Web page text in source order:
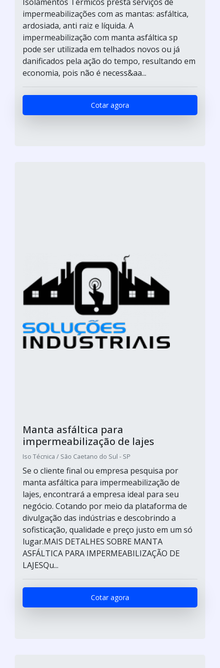
impermeabilizações com as mantas: asfáltica,
ardosiada, anti raiz e líquida. A
impermeabilização com manta asfáltica sp
pode ser utilizada em telhados novos ou já
danificados pela ação do tempo, resultando em
economia, pois não é necess&aa...
Cotar agora
Manta asfáltica para
impermeabilização de lajes
Iso Técnica / São Caetano do Sul - SP
Se o cliente final ou empresa pesquisa por
manta asfáltica para impermeabilização de
lajes, encontrará a empresa ideal para seu
negócio. Cotando por meio da plataforma de
divulgação das indústrias e descobrindo a
sofisticação, qualidade e preço justo em um só
lugar.MAIS DETALHES SOBRE MANTA
ASFÁLTICA PARA IMPERMEABILIZAÇÃO DE
LAJESQu...
Cotar agora